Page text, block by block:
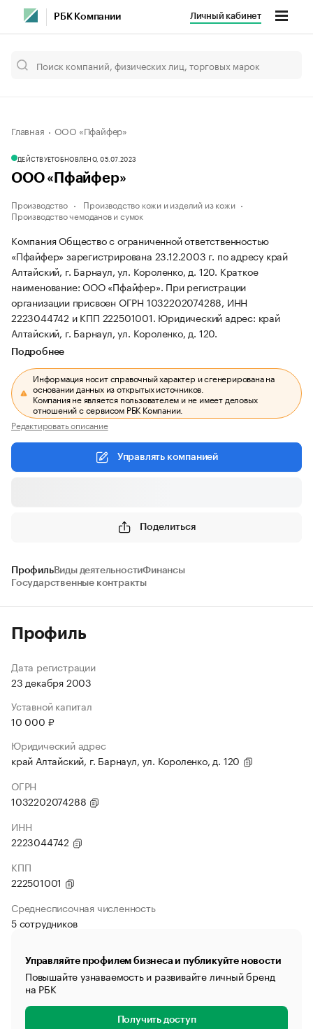
РБК Компании Личный кабинет
Главная ООО «Пфайфер»
ДЕЙСТВУЕТОБНОВЛЕНО, 05.07.2023
ООО «Пфайфер»
Производство
Производство кожи и изделий из кожи
Производство чемоданов и сумок
Компания Общество с ограниченной ответственностью
«Пфайфер» зарегистрирована 23.12.2003 г. по адресу край
Алтайский, г. Барнаул, ул. Короленко, д. 120. Краткое
наименование: ООО «Пфайфер». При регистрации
организации присвоен ОГРН 1032202074288, ИНН
2223044742 и КПП 222501001. Юридический адрес: край
Алтайский, г. Барнаул, ул. Короленко, д. 120.
Подробнее
Информация носит справочный характер и сгенерирована на
основании данных из открытых источников.
Компания не является пользователем и не имеет деловых
отношений с сервисом РБК Компании.
Редактировать описание
Управлять компанией
Поделиться
ПрофильВиды деятельностиФинансы
Государственные контракты
Профиль
Дата регистрации
23 декабря 2003
Уставной капитал
10 000 ₽
Юридический адрес
край Алтайский, г. Барнаул, ул. Короленко, д. 120
ОГРН
1032202074288
ИНН
2223044742
КПП
222501001
Среднесписочная численность
5 сотрудников
Управляйте профилем бизнеса и публикуйте новости
Повышайте узнаваемость и развивайте личный бренд
на РБК
Получить доступ